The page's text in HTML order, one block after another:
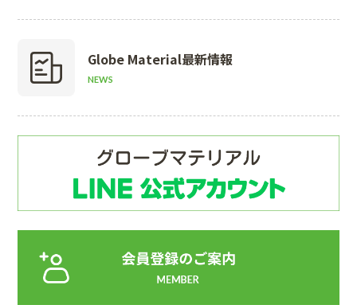
Globe Material最新情報
NEWS